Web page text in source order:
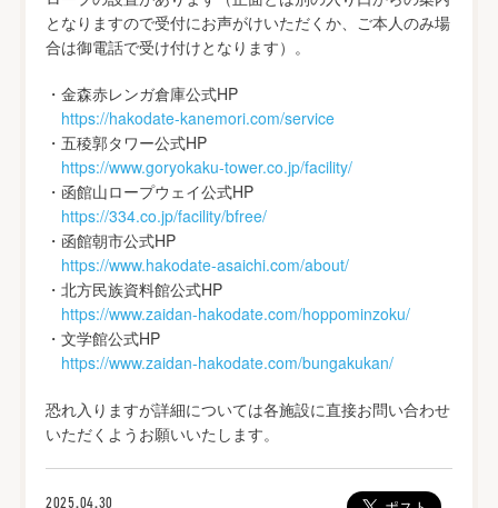
となりますので受付にお声がけいただくか、ご本人のみ場
合は御電話で受け付けとなります）。
・金森赤レンガ倉庫公式HP
https://hakodate-kanemori.com/service
・五稜郭タワー公式HP
https://www.goryokaku-tower.co.jp/facility/
・函館山ロープウェイ公式HP
https://334.co.jp/facility/bfree/
・函館朝市公式HP
https://www.hakodate-asaichi.com/about/
・北方民族資料館公式HP
https://www.zaidan-hakodate.com/hoppominzoku/
・文学館公式HP
https://www.zaidan-hakodate.com/bungakukan/
恐れ入りますが詳細については各施設に直接お問い合わせ
いただくようお願いいたします。
2025.04.30